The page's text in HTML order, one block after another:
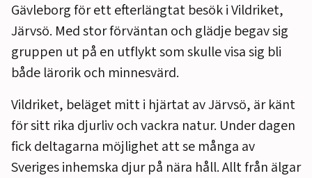
Gävleborg för ett efterlängtat besök i Vildriket,
Järvsö. Med stor förväntan och glädje begav sig
gruppen ut på en utflykt som skulle visa sig bli
både lärorik och minnesvärd.
Vildriket, beläget mitt i hjärtat av Järvsö, är känt
för sitt rika djurliv och vackra natur. Under dagen
fick deltagarna möjlighet att se många av
Sveriges inhemska djur på nära håll. Allt från älgar